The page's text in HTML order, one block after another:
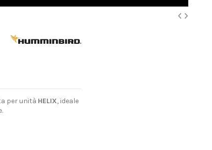
per unità HELIX, ideale